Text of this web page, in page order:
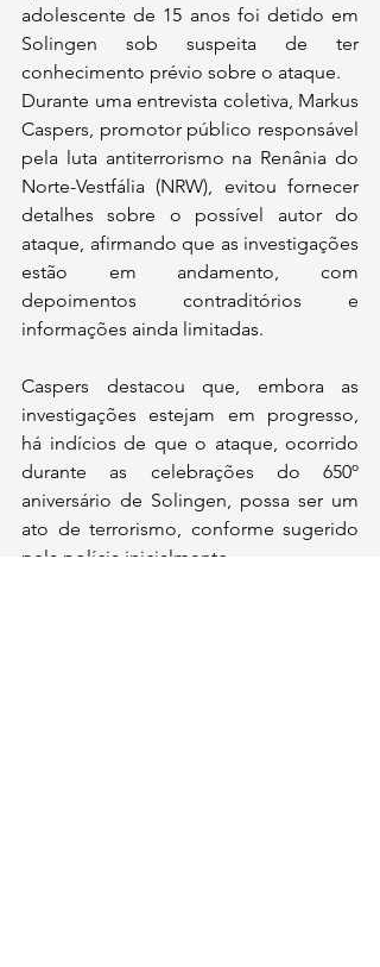
adolescente de 15 anos foi detido em
Solingen sob suspeita de ter
conhecimento prévio sobre o ataque.
Durante uma entrevista coletiva, Markus
Caspers, promotor público responsável
pela luta antiterrorismo na Renânia do
Norte-Vestfália (NRW), evitou fornecer
detalhes sobre o possível autor do
ataque, afirmando que as investigações
estão em andamento, com
depoimentos contraditórios e
informações ainda limitadas.
Caspers destacou que, embora as
investigações estejam em progresso,
há indícios de que o ataque, ocorrido
durante as celebrações do 650º
aniversário de Solingen, possa ser um
ato de terrorismo, conforme sugerido
pela polícia inicialmente.